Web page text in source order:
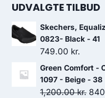
UDVALGTE TILBUD
Skechers,
0823- Black - 41
749.00 kr.
Green Comfort -
1097 - Beige - 38
1,200.00kr. Den